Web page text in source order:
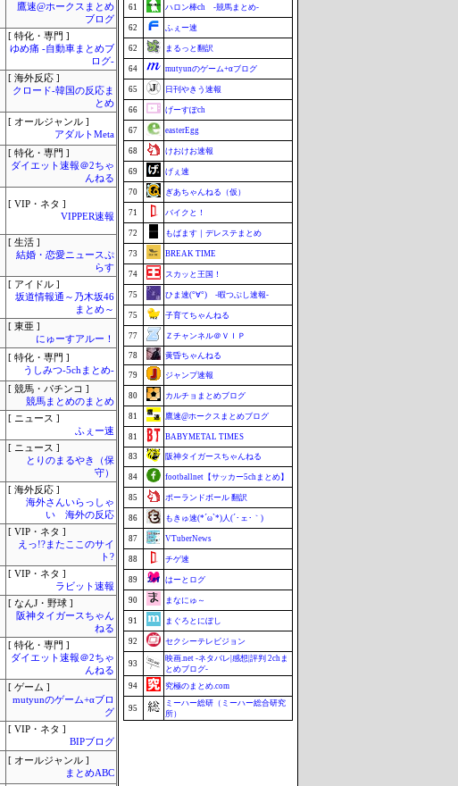
鷹速@ホークスまとめ
ブログ
[ 特化・専門 ]
ゆめ痛 -自動車まとめブ
ログ-
[ 海外反応 ]
クロード-韓国の反応ま
とめ
[ オールジャンル ]
アダルトMeta
[ 特化・専門 ]
ダイエット速報＠2ちゃ
んねる
[ VIP・ネタ ]
VIPPER速報
[ 生活 ]
結婚・恋愛ニュースぷ
らす
[ アイドル ]
坂道情報通～乃木坂46
まとめ～
[ 東亜 ]
にゅーすアルー！
[ 特化・専門 ]
うしみつ-5chまとめ-
[ 競馬・パチンコ ]
競馬まとめのまとめ
[ ニュース ]
ふぇー速
[ ニュース ]
とりのまるやき（保
守）
[ 海外反応 ]
海外さんいらっしゃ
い 海外の反応
[ VIP・ネタ ]
えっ!?またここのサイ
ト?
[ VIP・ネタ ]
ラビット速報
[ なんJ・野球 ]
阪神タイガースちゃん
ねる
[ 特化・専門 ]
ダイエット速報＠2ちゃ
んねる
[ ゲーム ]
mutyunのゲーム+αブロ
グ
[ VIP・ネタ ]
BIPブログ
[ オールジャンル ]
まとめABC
61 ハロン棒ch -競馬まとめ-
62 ふぇー速
62 まるっと翻訳
64 mutyunのゲーム+αブログ
65 日刊やきう速報
66 げーすぽch
67 easterEgg
68 けおけお速報
69 げぇ速
70 ぎあちゃんねる（仮）
71 バイクと！
72 もばます｜デレステまとめ
73 BREAK TIME
74 スカッと王国！
75 ひま速(°∀°) -暇つぶし速報-
75 子育てちゃんねる
77 Ｚチャンネル＠ＶＩＰ
78 黄昏ちゃんねる
79 ジャンプ速報
80 カルチョまとめブログ
81 鷹速@ホークスまとめブログ
81 BABYMETAL TIMES
83 阪神タイガースちゃんねる
84 footballnet【サッカー5chまとめ】
85 ポーランドボール 翻訳
86 もきゅ速(*´ω`*)人(´･ェ･｀)
87 VTuberNews
88 チゲ速
89 はーとログ
90 まなにゅ～
91 まぐろとにぼし
92 セクシーテレビジョン
93
映画.net -ネタバレ|感想|評判 2chま
とめブログ-
94
究極のまとめ.com
95
ミーハー総研（ミーハー総合研究
所）